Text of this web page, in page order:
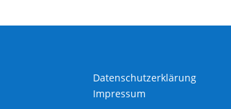
Datenschutzerklärung
Impressum